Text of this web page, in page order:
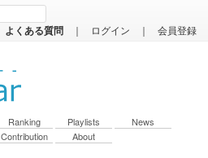
よくある質問 ｜ ログイン ｜ 会員登録
Ranking Playlists
News
Contribution About